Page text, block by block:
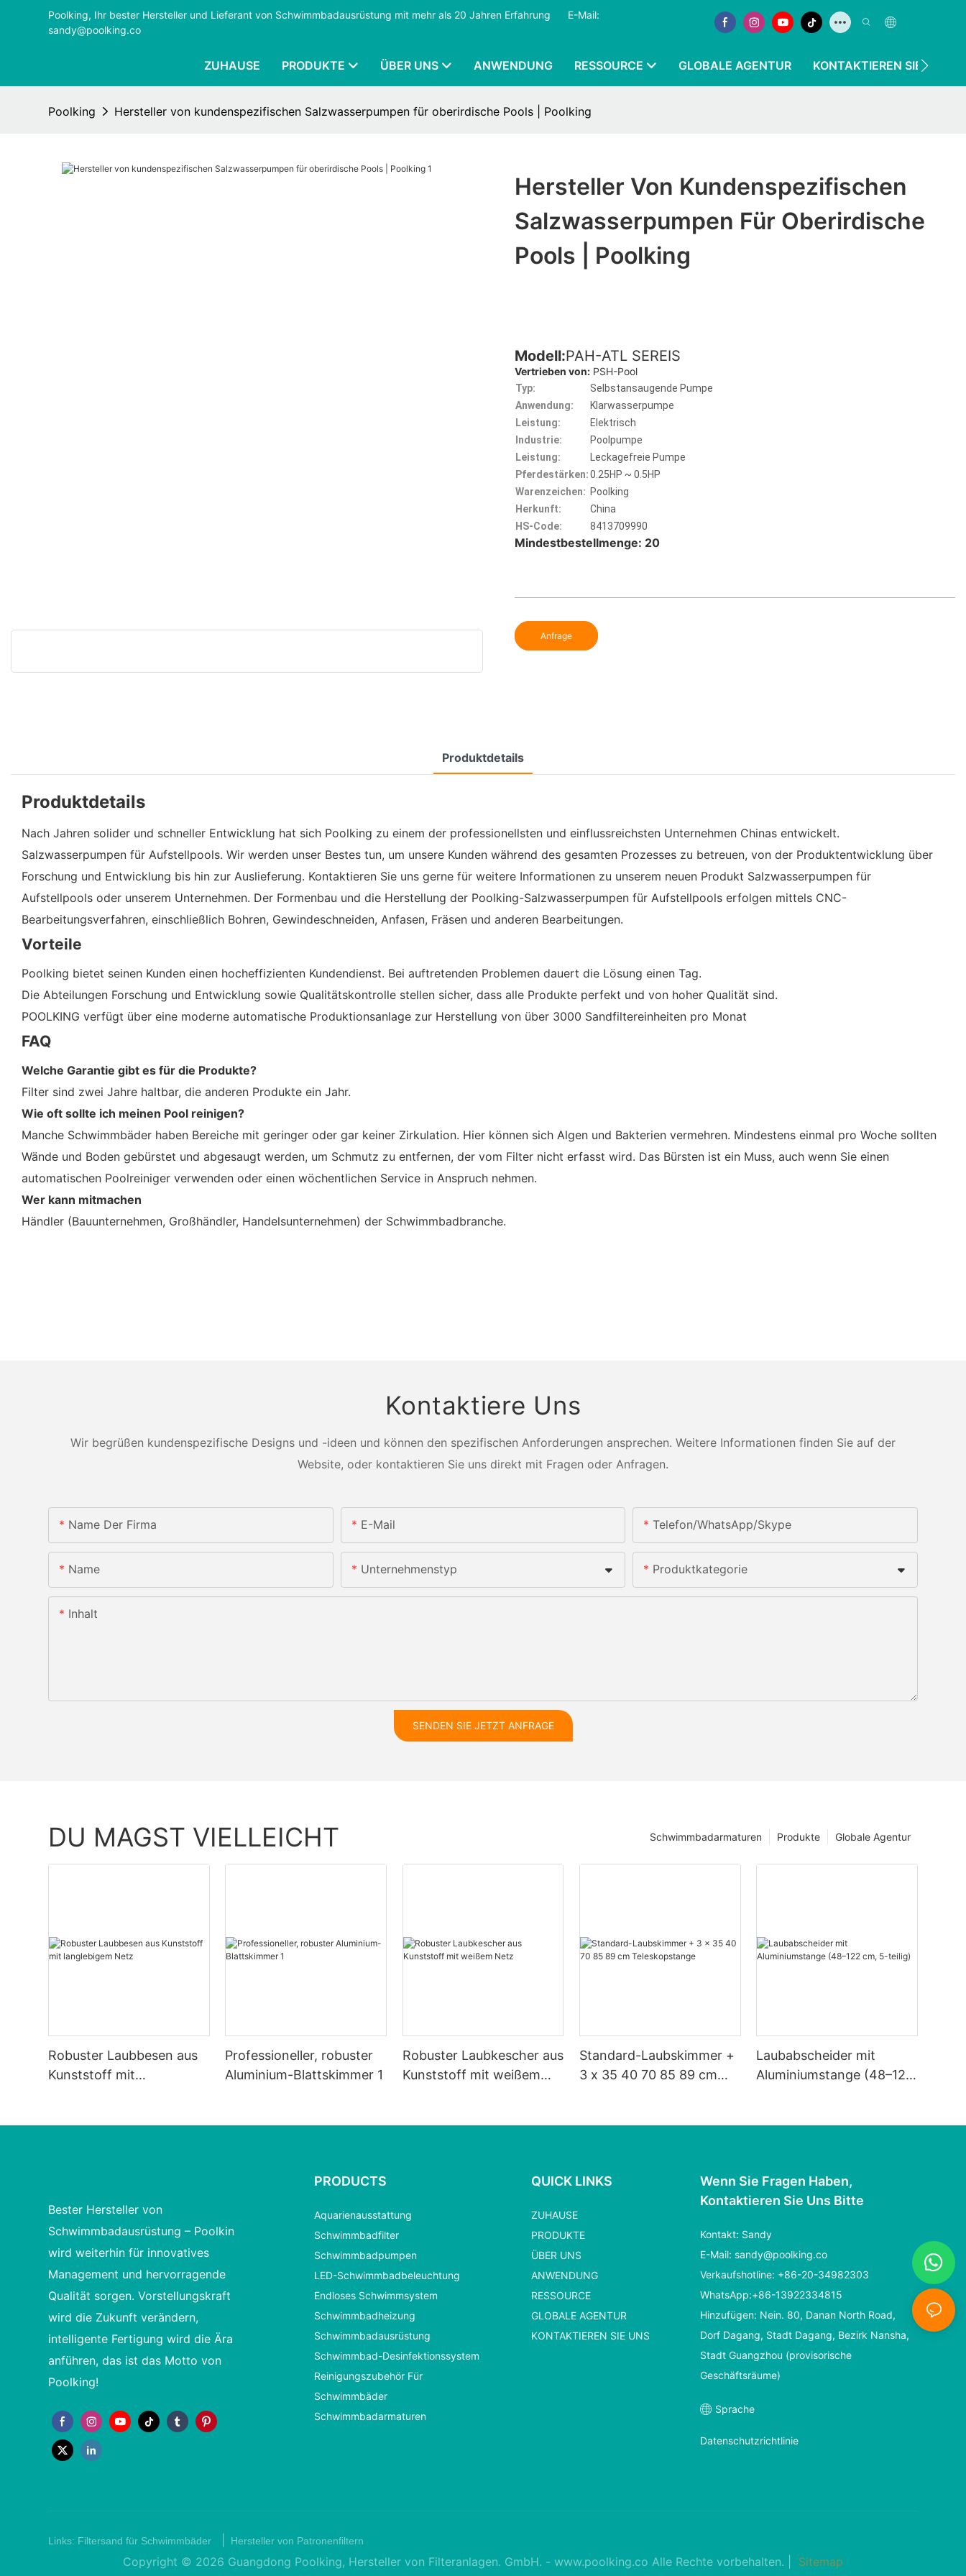
Poolking, Ihr bester Hersteller und Lieferant von Schwimmbadausrüstung mit mehr als 20 Jahren Erfahrung
E-Mail:
sandy@poolking.co
ZUHAUSE PRODUKTE ÜBER UNS ANWENDUNG RESSOURCE GLOBALE AGENTUR KONTAKTIEREN SIE UNS
Poolking Hersteller von kundenspezifischen Salzwasserpumpen für oberirdische Pools | Poolking
Hersteller Von Kundenspezifischen
Salzwasserpumpen Für Oberirdische
Pools | Poolking
Modell:PAH-ATL SEREIS
Vertrieben von: PSH-Pool
Typ:
Selbstansaugende Pumpe
Anwendung:
Klarwasserpumpe
Leistung:
Elektrisch
Industrie:
Poolpumpe
Leistung:
Leckagefreie Pumpe
Pferdestärken:0.25HP ~ 0.5HP
Warenzeichen: Poolking
Herkunft:
China
HS-Code:
8413709990
Mindestbestellmenge: 20
Anfrage
Produktdetails
Produktdetails
Nach Jahren solider und schneller Entwicklung hat sich Poolking zu einem der professionellsten und einflussreichsten Unternehmen Chinas entwickelt.
Salzwasserpumpen für Aufstellpools. Wir werden unser Bestes tun, um unsere Kunden während des gesamten Prozesses zu betreuen, von der Produktentwicklung über
Forschung und Entwicklung bis hin zur Auslieferung. Kontaktieren Sie uns gerne für weitere Informationen zu unserem neuen Produkt Salzwasserpumpen für
Aufstellpools oder unserem Unternehmen. Der Formenbau und die Herstellung der Poolking-Salzwasserpumpen für Aufstellpools erfolgen mittels CNC-
Bearbeitungsverfahren, einschließlich Bohren, Gewindeschneiden, Anfasen, Fräsen und anderen Bearbeitungen.
Vorteile
Poolking bietet seinen Kunden einen hocheffizienten Kundendienst. Bei auftretenden Problemen dauert die Lösung einen Tag.
Die Abteilungen Forschung und Entwicklung sowie Qualitätskontrolle stellen sicher, dass alle Produkte perfekt und von hoher Qualität sind.
POOLKING verfügt über eine moderne automatische Produktionsanlage zur Herstellung von über 3000 Sandfiltereinheiten pro Monat
FAQ
Welche Garantie gibt es für die Produkte?
Filter sind zwei Jahre haltbar, die anderen Produkte ein Jahr.
Wie oft sollte ich meinen Pool reinigen?
Manche Schwimmbäder haben Bereiche mit geringer oder gar keiner Zirkulation. Hier können sich Algen und Bakterien vermehren. Mindestens einmal pro Woche sollten
Wände und Boden gebürstet und abgesaugt werden, um Schmutz zu entfernen, der vom Filter nicht erfasst wird. Das Bürsten ist ein Muss, auch wenn Sie einen
automatischen Poolreiniger verwenden oder einen wöchentlichen Service in Anspruch nehmen.
Wer kann mitmachen
Händler (Bauunternehmen, Großhändler, Handelsunternehmen) der Schwimmbadbranche.
Kontaktiere Uns
Wir begrüßen kundenspezifische Designs und -ideen und können den spezifischen Anforderungen ansprechen. Weitere Informationen finden Sie auf der
Website, oder kontaktieren Sie uns direkt mit Fragen oder Anfragen.
Name Der Firma E-Mail Telefon/WhatsApp/Skype
Name Unternehmenstyp Produktkategorie
Inhalt
SENDEN SIE JETZT ANFRAGE
DU MAGST VIELLEICHT Globale Agentur
Produkte
Schwimmbadarmaturen
Robuster Laubbesen aus
Kunststoff mit
Professioneller, robuster
Aluminium-Blattskimmer 1
Robuster Laubkescher aus
Kunststoff mit weißem
Standard-Laubskimmer +
3 x 35 40 70 85 89 cm
Laubabscheider mit
Aluminiumstange (48–122
Bester Hersteller von
Schwimmbadausrüstung – Poolkin
wird weiterhin für innovatives
Management und hervorragende
Qualität sorgen. Vorstellungskraft
wird die Zukunft verändern,
intelligente Fertigung wird die Ära
anführen, das ist das Motto von
Poolking!
PRODUCTS
Aquarienausstattung
Schwimmbadfilter
Schwimmbadpumpen
LED-Schwimmbadbeleuchtung
Endloses Schwimmsystem
Schwimmbadheizung
Schwimmbadausrüstung
Schwimmbad-Desinfektionssystem
Reinigungszubehör Für
Schwimmbäder
Schwimmbadarmaturen
QUICK LINKS
ZUHAUSE
PRODUKTE
ÜBER UNS
ANWENDUNG
RESSOURCE
GLOBALE AGENTUR
KONTAKTIEREN SIE UNS
Wenn Sie Fragen Haben,
Kontaktieren Sie Uns Bitte
Kontakt: Sandy
E-Mail:sandy@poolking.co
Verkaufshotline: +86-20-34982303
WhatsApp:+86-13922334815
Hinzufügen: Nein. 80, Danan North Road,
Dorf Dagang, Stadt Dagang, Bezirk Nansha,
Stadt Guangzhou (provisorische
Geschäftsräume)
Sprache
Datenschutzrichtlinie
Links: Filtersand für Schwimmbäder Hersteller von Patronenfiltern
Copyright © 2026 Guangdong Poolking, Hersteller von Filteranlagen. GmbH. - www.poolking.co Alle Rechte vorbehalten. | Sitemap